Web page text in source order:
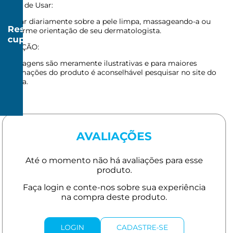
Modo de Usar:
Aplicar diariamente sobre a pele limpa, massageando-a ou
conforme orientação de seu dermatologista.
ATENÇÃO:
As imagens são meramente ilustrativas e para maiores
informações do produto é aconselhável pesquisar no site do
fabrica.
AVALIAÇÕES
LOGIN CADASTRE-SE
Resgatar
cupom
20
150